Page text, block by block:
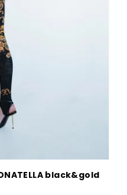
black&gold